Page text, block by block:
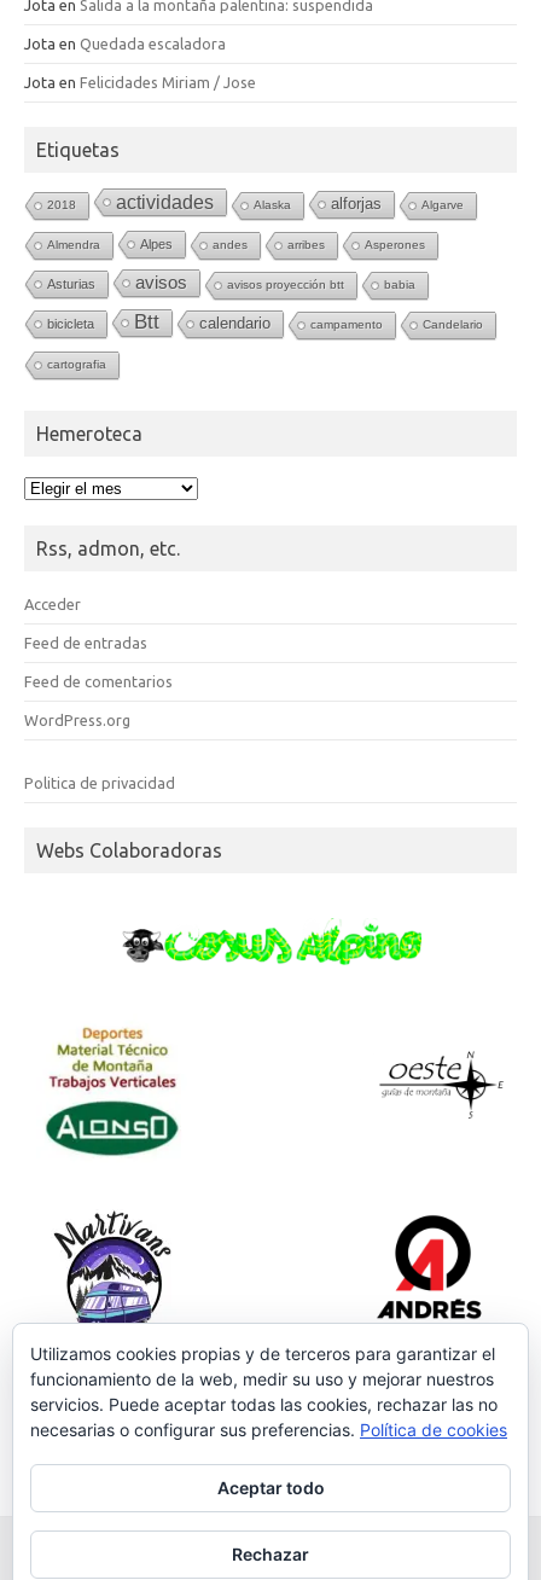
Jota en Salida a la montaña palentina: suspendida
Jota en Quedada escaladora
Jota en Felicidades Miriam / Jose
Etiquetas
2018 actividades Alaska alforjas Algarve
Almendra Alpes andes arribes Asperones
Asturias avisos avisos proyección btt babia
bicicleta Btt calendario campamento Candelario
cartografia
Hemeroteca
Hemeroteca
Rss, admon, etc.
Acceder
Feed de entradas
Feed de comentarios
WordPress.org
Politica de privacidad
Webs Colaboradoras
Grupo Salmantino de Montaña
Utilizamos cookies propias y de terceros para garantizar el
funcionamiento de la web, medir su uso y mejorar nuestros
servicios. Puede aceptar todas las cookies, rechazar las no
necesarias o configurar sus preferencias. Política de cookies
Aceptar todo
Rechazar